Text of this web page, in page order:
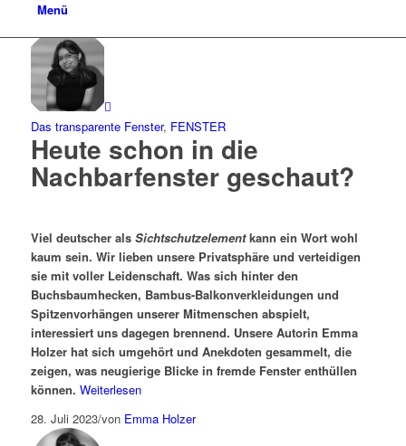
Menü
Das transparente Fenster, FENSTER
Heute schon in die
Nachbarfenster geschaut?
Viel deutscher alsSichtschutzelementkann ein Wort wohl
kaum sein. Wir lieben unsere Privatsphäre und verteidigen
sie mit voller Leidenschaft. Was sich hinter den
Buchsbaumhecken, Bambus-Balkonverkleidungen und
Spitzenvorhängen unserer Mitmenschen abspielt,
interessiert uns dagegen brennend. Unsere Autorin Emma
Holzer hat sich umgehört und Anekdoten gesammelt, die
zeigen, was neugierige Blicke in fremde Fenster enthüllen
können. Weiterlesen
28. Juli 2023/von Emma Holzer